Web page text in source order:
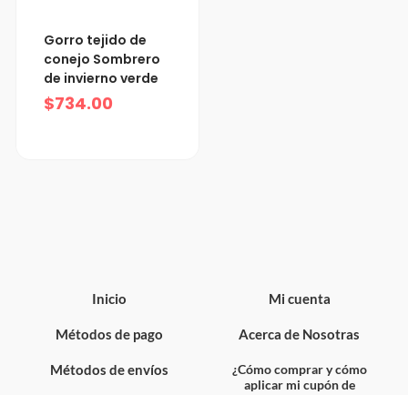
Gorro tejido de
conejo Sombrero
de invierno verde
$734.00
Inicio
Métodos de pago
Métodos de envíos
Mi cuenta
Acerca de Nosotras
¿Cómo comprar y cómo
aplicar mi cupón de